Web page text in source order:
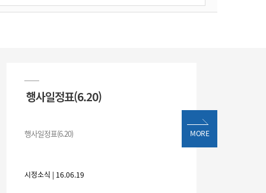
행사일정표(6.20)
행사일정표(6.20)
시정소식 | 16.06.19
MORE